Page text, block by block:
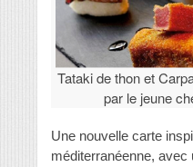
Tataki de thon et
par le jeune
Une nouvelle carte
méditerranéenne,